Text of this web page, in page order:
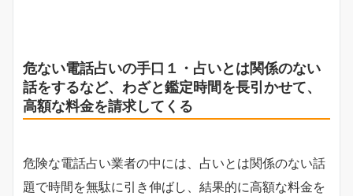
危ない電話占いの手口１・占いとは関係のない
話をするなど、わざと鑑定時間を長引かせて、
高額な料金を請求してくる
危険な電話占い業者の中には、占いとは関係のない話
題で時間を無駄に引き伸ばし、結果的に高額な料金を